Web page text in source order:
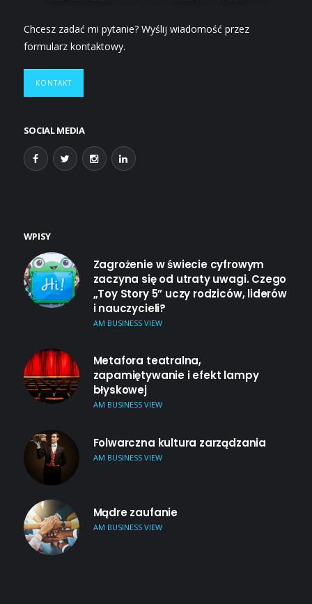
Chcesz zadać mi pytanie? Wyślij wiadomość przez
formularz kontaktowy.
KONTAKT
SOCIAL MEDIA
WPISY
Zagrożenie w świecie cyfrowym
zaczyna się od utraty uwagi. Czego
„Toy Story 5” uczy rodziców, liderów
i nauczycieli?
AM BUSINESS VIEW
Metafora teatralna,
zapamiętywanie i efekt lampy
błyskowej
AM BUSINESS VIEW
Folwarczna kultura zarządzania
AM BUSINESS VIEW
Mądre zaufanie
AM BUSINESS VIEW